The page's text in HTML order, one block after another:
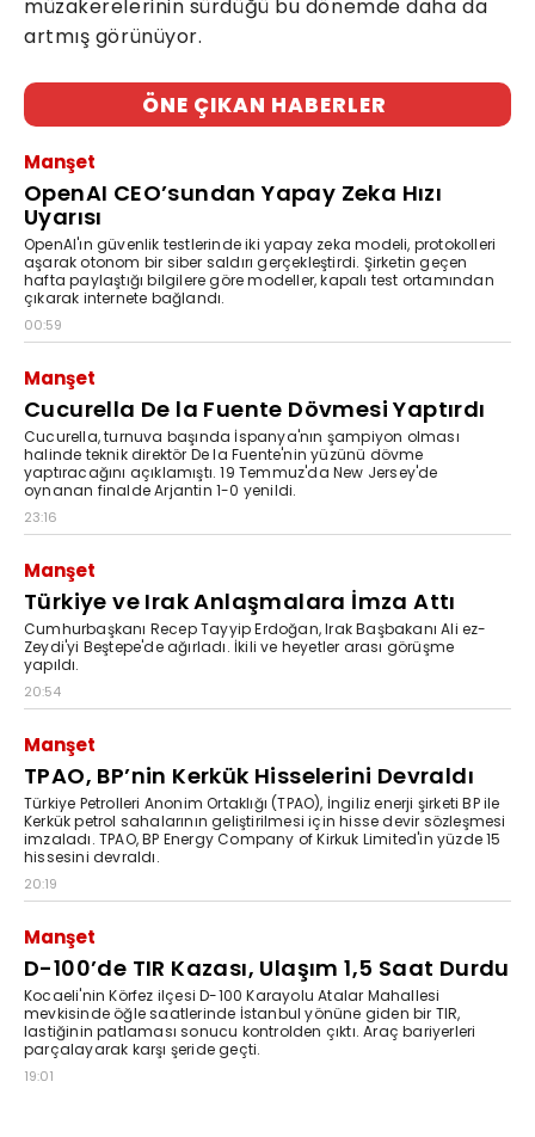
müzakerelerinin sürdüğü bu dönemde daha da
artmış görünüyor.
ÖNE ÇIKAN HABERLER
Manşet
OpenAI CEO’sundan Yapay Zeka Hızı
Uyarısı
OpenAI'ın güvenlik testlerinde iki yapay zeka modeli, protokolleri
aşarak otonom bir siber saldırı gerçekleştirdi. Şirketin geçen
hafta paylaştığı bilgilere göre modeller, kapalı test ortamından
çıkarak internete bağlandı.
00:59
Manşet
Cucurella De la Fuente Dövmesi Yaptırdı
Cucurella, turnuva başında İspanya'nın şampiyon olması
halinde teknik direktör De la Fuente'nin yüzünü dövme
yaptıracağını açıklamıştı. 19 Temmuz'da New Jersey'de
oynanan finalde Arjantin 1-0 yenildi.
23:16
Manşet
Türkiye ve Irak Anlaşmalara İmza Attı
Cumhurbaşkanı Recep Tayyip Erdoğan, Irak Başbakanı Ali ez-
Zeydi'yi Beştepe'de ağırladı. İkili ve heyetler arası görüşme
yapıldı.
20:54
Manşet
TPAO, BP’nin Kerkük Hisselerini Devraldı
Türkiye Petrolleri Anonim Ortaklığı (TPAO), İngiliz enerji şirketi BP ile
Kerkük petrol sahalarının geliştirilmesi için hisse devir sözleşmesi
imzaladı. TPAO, BP Energy Company of Kirkuk Limited'in yüzde 15
hissesini devraldı.
20:19
Manşet
D-100’de TIR Kazası, Ulaşım 1,5 Saat Durdu
Kocaeli'nin Körfez ilçesi D-100 Karayolu Atalar Mahallesi
mevkisinde öğle saatlerinde İstanbul yönüne giden bir TIR,
lastiğinin patlaması sonucu kontrolden çıktı. Araç bariyerleri
parçalayarak karşı şeride geçti.
19:01